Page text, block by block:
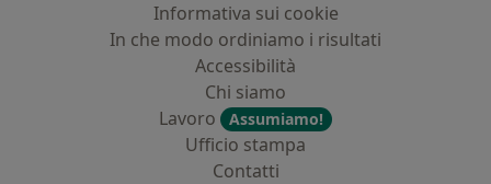
Informativa sui cookie
In che modo ordiniamo i risultati
Accessibilità
Chi siamo
Lavoro
Assumiamo!
Ufficio stampa
Contatti